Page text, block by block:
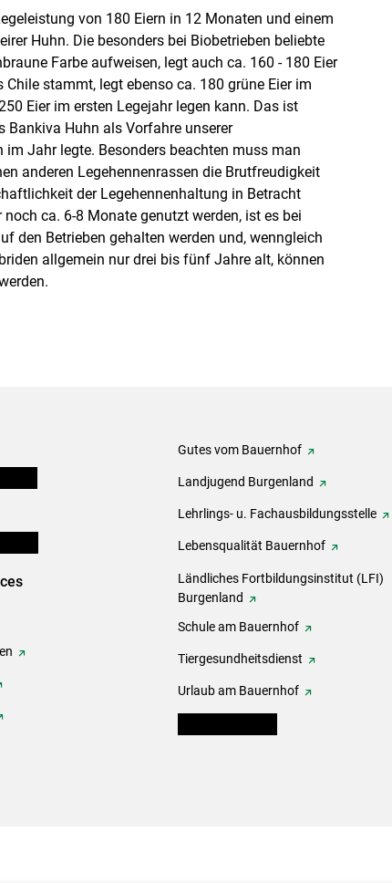
von 180 Eiern in 12 Monaten und einem
Huhn. Die besonders bei Biobetrieben beliebte
Farbe aufweisen, legt auch ca. 160 - 180 Eier
stammt, legt ebenso ca. 180 grüne Eier im
Eier im ersten Legejahr legen kann. Das ist
Bankiva Huhn als Vorfahre unserer
im Jahr legte. Besonders beachten muss man
anderen Legehennenrassen die Brutfreudigkeit
der Legehennenhaltung in Betracht
ca. 6-8 Monate genutzt werden, ist es bei
den Betrieben gehalten werden und, wenngleich
allgemein nur drei bis fünf Jahre alt, können
Gutes vom Bauernhof
Landjugend Burgenland
Lehrlings- u. Fachausbildungsstelle
Lebensqualität Bauernhof
Ländliches Fortbildungsinstitut (LFI)
Burgenland
Schule am Bauernhof
Tiergesundheitsdienst
Urlaub am Bauernhof